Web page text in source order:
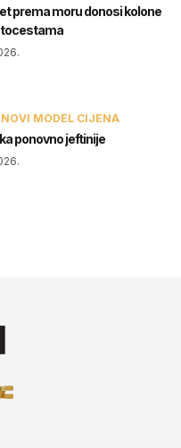
prema moru donosi kolone
MODEL CIJENA
ponovno jeftinije